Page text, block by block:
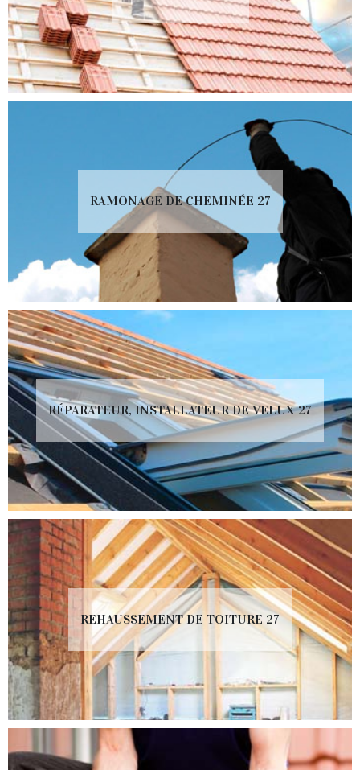
RAMONAGE DE CHEMINÉE 27
RÉPARATEUR, INSTALLATEUR DE VELUX 27
REHAUSSEMENT DE TOITURE 27